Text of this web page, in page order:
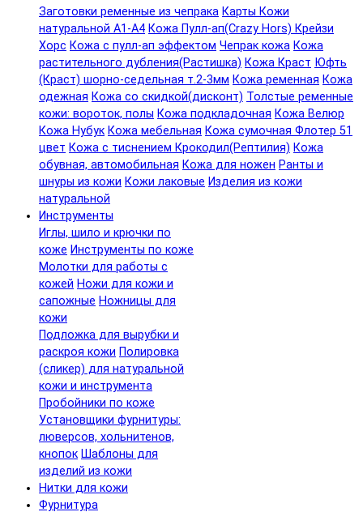
Заготовки ременные из чепрака Карты Кожи
натуральной А1-А4 Кожа Пулл-ап(Crazy Hors) Крейзи
Хорс Кожа с пулл-ап эффектом Чепрак кожа Кожа
растительного дубления(Растишка) Кожа Краст Юфть
(Краст) шорно-седельная т.2-3мм Кожа ременная Кожа
одежная Кожа со скидкой(дисконт) Толстые ременные
кожи: вороток, полы Кожа подкладочная Кожа Велюр
Кожа Нубук Кожа мебельная Кожа сумочная Флотер 51
цвет Кожа с тиснением Крокодил(Рептилия) Кожа
обувная, автомобильная Кожа для ножен Ранты и
шнуры из кожи Кожи лаковые Изделия из кожи
натуральной
Инструменты
Иглы, шило и крючки по
коже Инструменты по коже
Молотки для работы с
кожей Ножи для кожи и
сапожные Ножницы для
кожи
Подложка для вырубки и
раскроя кожи Полировка
(сликер) для натуральной
кожи и инструмента
Пробойники по коже
Установщики фурнитуры:
люверсов, хольнитенов,
кнопок Шаблоны для
изделий из кожи
Нитки для кожи
Фурнитура